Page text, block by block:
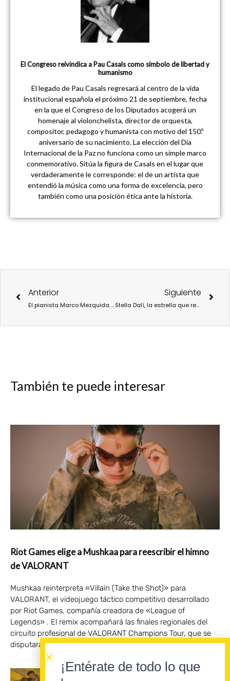
El Congreso reivindica a Pau Casals como símbolo de libertad y
humanismo
El legado de Pau Casals regresará al centro de la vida
institucional española el próximo 21 de septiembre, fecha
en la que el Congreso de los Diputados acogerá un
homenaje al violonchelista, director de orquesta,
compositor, pedagogo y humanista con motivo del 150.º
aniversario de su nacimiento. La elección del Día
Internacional de la Paz no funciona como un simple marco
conmemorativo. Sitúa la figura de Casals en el lugar que
verdaderamente le corresponde: el de un artista que
entendió la música como una forma de excelencia, pero
también como una posición ética ante la historia.
Anterior
El pianista Marco Mezquida continúa la gira de presentación de su nuevo trabajo “Letter to Milos”.
Siguiente
Stella Dalí, la estrella que revive las vanguardias atemporales
También te puede interesar
Riot Games elige a Mushkaa para reescribir el himno
de VALORANT
Mushkaa reinterpreta «Villain (Take the Shot)» para
VALORANT, el videojuego táctico competitivo desarrollado
por Riot Games, compañía creadora de «League of
Legends» . El remix acompañará las finales regionales del
circuito profesional de VALORANT Champions Tour, que se
disputarán en Badalona del 28 al 30 de agosto.
¡Entérate de todo lo que